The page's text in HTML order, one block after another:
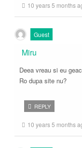
10 years 5 months
Guest
Miru
Deea vreau si eu
Ro dupa site nu?
REPLY
10 years 5 months